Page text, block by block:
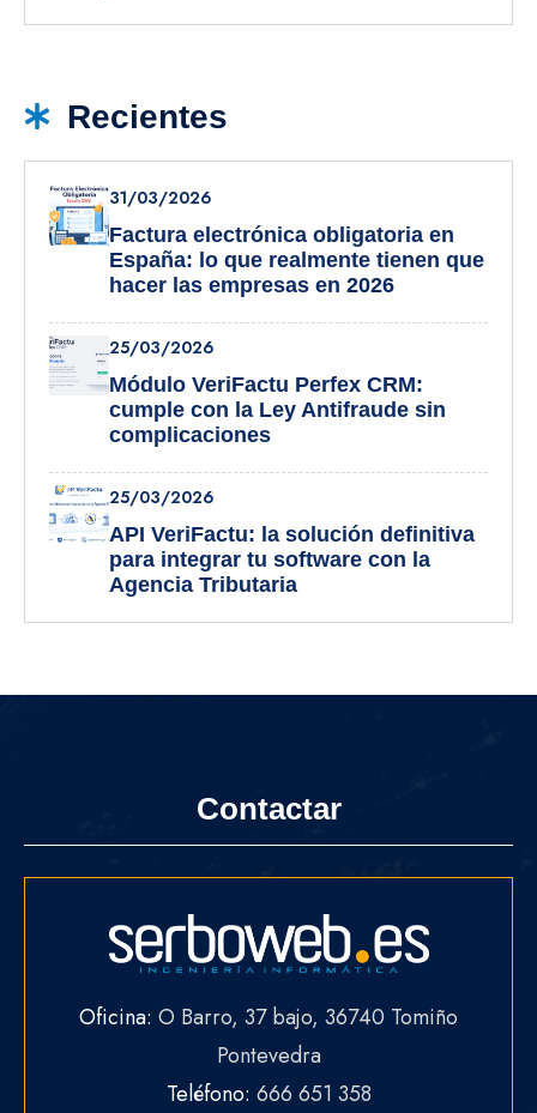
Recientes
31/03/2026
Factura electrónica obligatoria en
España: lo que realmente tienen que
hacer las empresas en 2026
25/03/2026
Módulo VeriFactu Perfex CRM:
cumple con la Ley Antifraude sin
complicaciones
25/03/2026
API VeriFactu: la solución definitiva
para integrar tu software con la
Agencia Tributaria
Contactar
Oficina: O Barro, 37 bajo, 36740 Tomiño
Pontevedra
Teléfono: 666 651 358